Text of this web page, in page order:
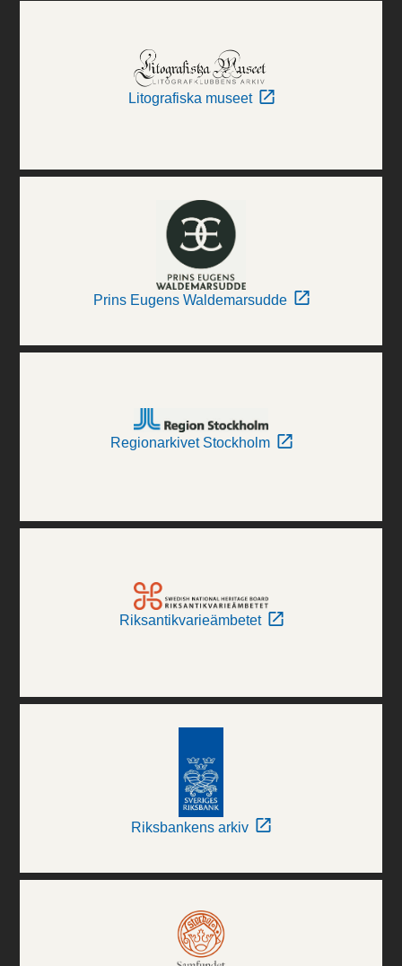
Litografiska museet
Prins Eugens Waldemarsudde
Regionarkivet Stockholm
Riksantikvarieämbetet
Riksbankens arkiv